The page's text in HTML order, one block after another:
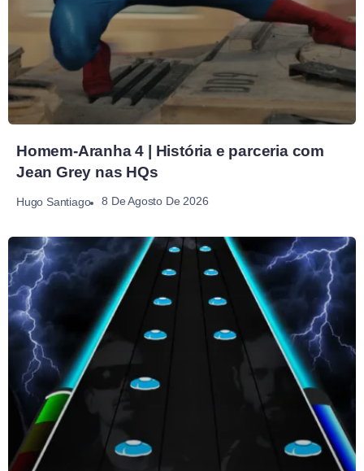
Homem-Aranha 4 | História e parceria com
Jean Grey nas HQs
Hugo Santiago 8 De Agosto De 2026